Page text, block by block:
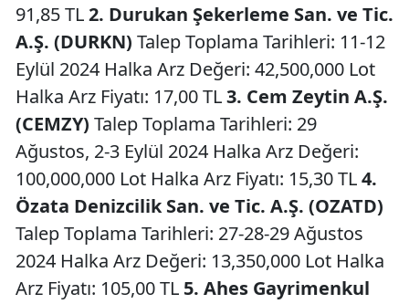
91,85 TL2. Durukan Şekerleme San. ve Tic.
A.Ş. (DURKN) Talep Toplama Tarihleri: 11-12
Eylül 2024 Halka Arz Değeri: 42,500,000 Lot
Halka Arz Fiyatı: 17,00 TL3. Cem Zeytin A.Ş.
(CEMZY) Talep Toplama Tarihleri: 29
Ağustos, 2-3 Eylül 2024 Halka Arz Değeri:
100,000,000 Lot Halka Arz Fiyatı: 15,30 TL4.
Özata Denizcilik San. ve Tic. A.Ş. (OZATD)
Talep Toplama Tarihleri: 27-28-29 Ağustos
2024 Halka Arz Değeri: 13,350,000 Lot Halka
Arz Fiyatı: 105,00 TL 5. Ahes Gayrimenkul